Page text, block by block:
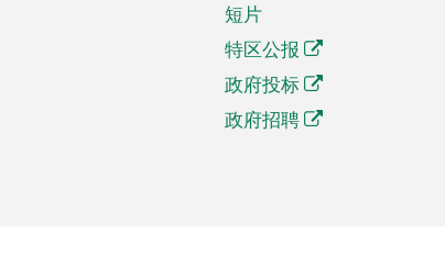
短片
特区公报
政府投标
政府招聘